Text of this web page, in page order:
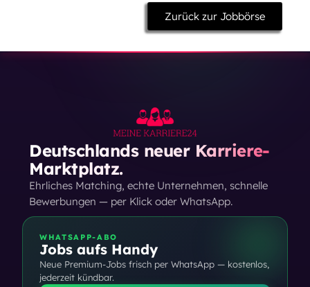
Zurück zur Jobbörse
Deutschlands neuer Karriere-
Marktplatz.
Ehrliches Matching, echte Unternehmen, schnelle
Bewerbungen — per Klick oder WhatsApp.
WHATSAPP-ABO
Jobs aufs Handy
Neue Premium-Jobs frisch per WhatsApp — kostenlos,
jederzeit kündbar.